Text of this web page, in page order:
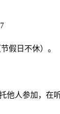
假日不休）。
他人参加，在